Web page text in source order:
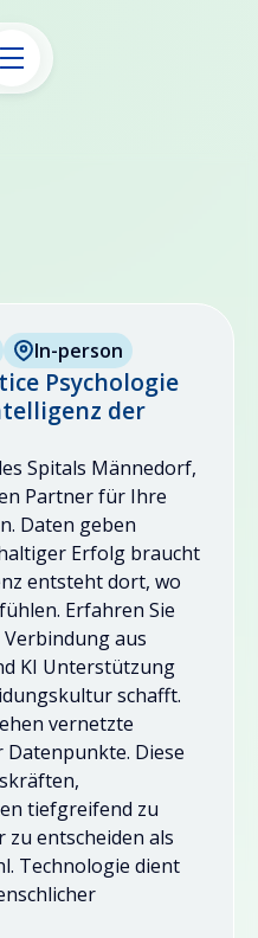
In-person
Psychologie
der
Spitals Männedorf,
Partner für Ihre
Daten geben
Erfolg braucht
entsteht dort, wo
Erfahren Sie
Verbindung aus
KI Unterstützung
schafft.
vernetzte
Diese
tiefgreifend zu
entscheiden als
Technologie dient